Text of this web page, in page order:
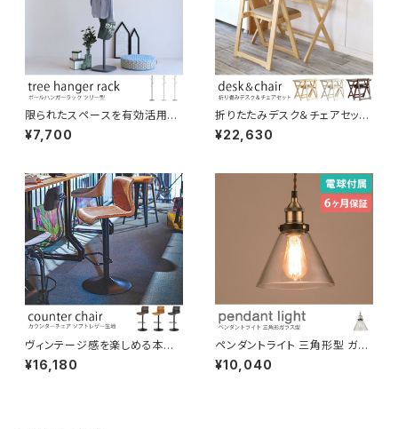
限られたスペースを有効活用。
省スペース設計のおしゃれなハ
ンガーラック ツリー型 スモーキ
ラル インテリアオ フィス
¥7,700
折りたたみデスク＆チェアセット
コンパクトに収納、持ち運びでき
ます。 木製 ワークデスク 作業机
け ソフトレザー生地 かわいい
新生活 1人暮らし テレワーク 在
¥22,630
ヴィンテージ感を楽しめる本格
派ソフトレザーカウンターチェア
マットなブラック脚 高さ調整 フ
¥16,180
ペンダントライト 三角形型 ガラ
ス製 電球付き 吊り下げ照明 天
井照明 コード長さ調節可 LED
¥10,040